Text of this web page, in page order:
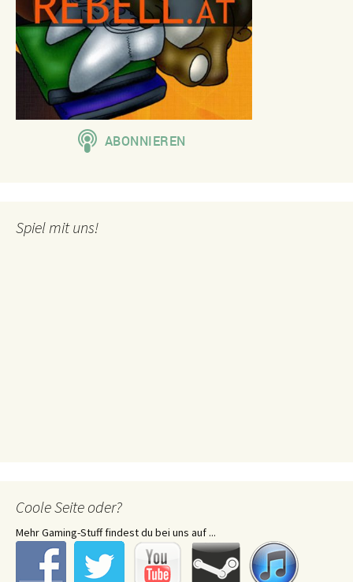
Spiel mit uns!
Coole Seite oder?
Mehr Gaming-Stuff findest du bei uns auf ...